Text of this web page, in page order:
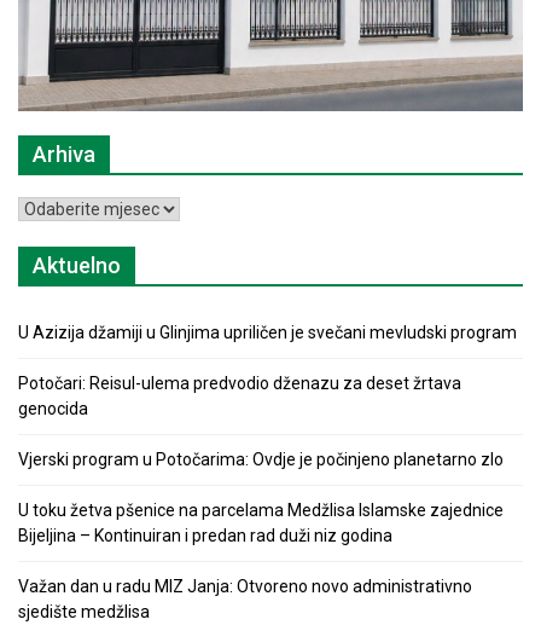
Arhiva
Arhiva
Aktuelno
U Azizija džamiji u Glinjima upriličen je svečani mevludski program
Potočari: Reisul-ulema predvodio dženazu za deset žrtava
genocida
Vjerski program u Potočarima: Ovdje je počinjeno planetarno zlo
U toku žetva pšenice na parcelama Medžlisa Islamske zajednice
Bijeljina – Kontinuiran i predan rad duži niz godina
Važan dan u radu MIZ Janja: Otvoreno novo administrativno
sjedište medžlisa